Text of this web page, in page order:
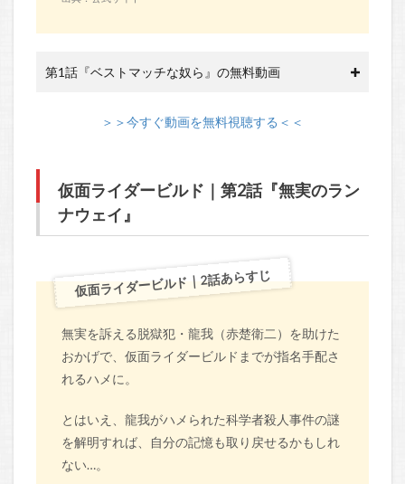
第1話『ベストマッチな奴ら』の無料動画
＞＞今すぐ動画を無料視聴する＜＜
仮面ライダービルド｜第2話『無実のラン
ナウェイ』
仮面ライダービルド｜2話あらすじ
無実を訴える脱獄犯・龍我（赤楚衛二）を助けた
おかげで、仮面ライダービルドまでが指名手配さ
れるハメに。
とはいえ、龍我がハメられた科学者殺人事件の謎
を解明すれば、自分の記憶も取り戻せるかもしれ
ない…。